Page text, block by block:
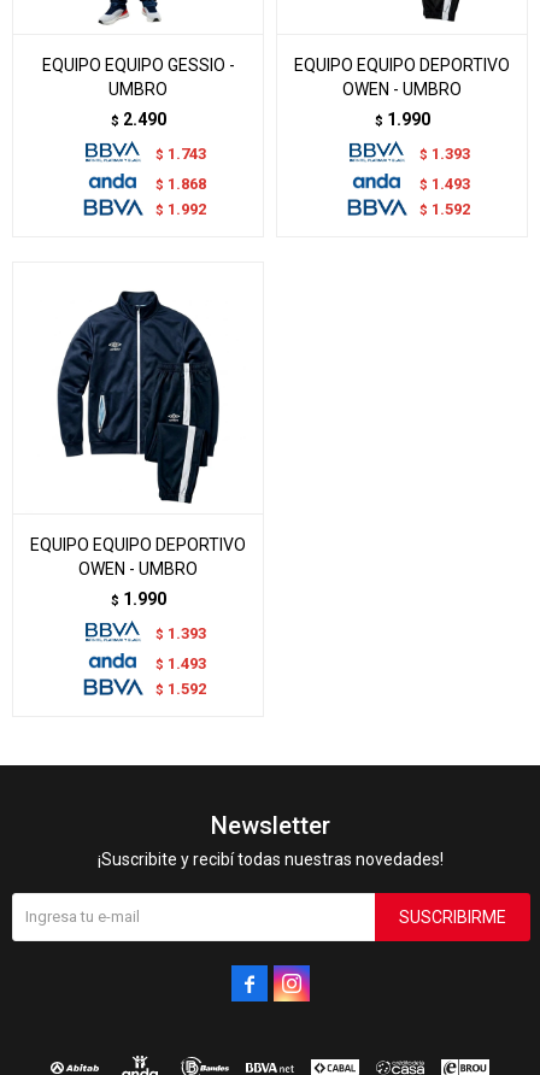
EQUIPO EQUIPO GESSIO -
UMBRO
$ 2.490
$ 1.743
$ 1.868
$ 1.992
EQUIPO EQUIPO DEPORTIVO
OWEN - UMBRO
$ 1.990
$ 1.393
$ 1.493
$ 1.592
EQUIPO EQUIPO DEPORTIVO
OWEN - UMBRO
$ 1.990
$ 1.393
$ 1.493
$ 1.592
Newsletter
¡Suscribite y recibí todas nuestras novedades!
SUSCRIBIRME
 